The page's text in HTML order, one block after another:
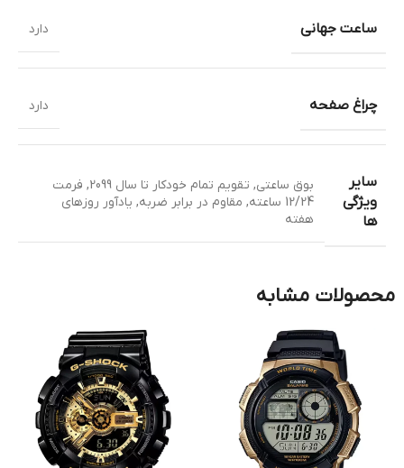
ساعت جهانی دارد
چراغ صفحه دارد
سایر
ویژگی
ها
بوق ساعتی, تقویم تمام خودکار تا سال 2099 , فرمت
12/24 ساعته
, مقاوم در برابر ضربه, یادآور روزهای
هفته
محصولات مشابه